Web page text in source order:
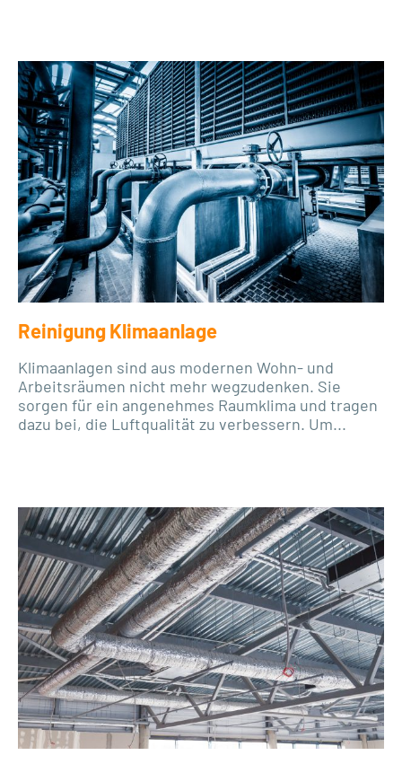
Reinigung Klimaanlage
Klimaanlagen sind aus modernen Wohn- und
Arbeitsräumen nicht mehr wegzudenken. Sie
sorgen für ein angenehmes Raumklima und tragen
dazu bei, die Luftqualität zu verbessern. Um...